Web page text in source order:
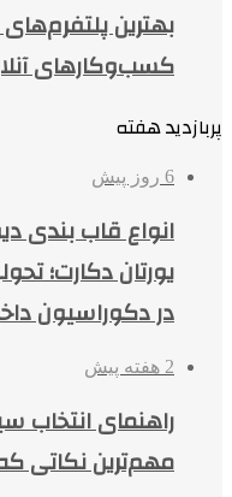
بهترین پلتفرم‌های
کسب‌وکارهای
پربازدید هفته
6 روز پیش
انواع قاب بندی
یورتان دکارت؛
در دکوراسیون
2 هفته پیش
راهنمای انتخاب
مهم‌ترین نکاتی که